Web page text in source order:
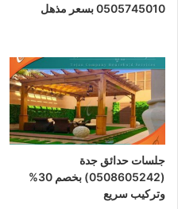
0505745010 بسعر مذهل
جلسات حدائق جدة
(0508605242) بخصم 30%
وتركيب سريع